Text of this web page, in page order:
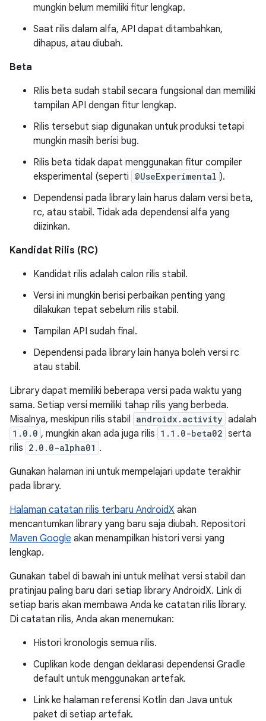
mungkin belum memiliki fitur lengkap.
Saat rilis dalam alfa, API dapat ditambahkan,
dihapus, atau diubah.
Beta
Rilis beta sudah stabil secara fungsional dan memiliki
tampilan API dengan fitur lengkap.
Rilis tersebut siap digunakan untuk produksi tetapi
mungkin masih berisi bug.
Rilis beta tidak dapat menggunakan fitur compiler
eksperimental (seperti @UseExperimental ).
Dependensi pada library lain harus dalam versi beta,
rc, atau stabil. Tidak ada dependensi alfa yang
diizinkan.
Kandidat Rilis (RC)
Kandidat rilis adalah calon rilis stabil.
Versi ini mungkin berisi perbaikan penting yang
dilakukan tepat sebelum rilis stabil.
Tampilan API sudah final.
Dependensi pada library lain hanya boleh versi rc
atau stabil.
Library dapat memiliki beberapa versi pada waktu yang
sama. Setiap versi memiliki tahap rilis yang berbeda.
Misalnya, meskipun rilis stabil androidx.activity adalah
1.0.0 , mungkin akan ada juga rilis 1.1.0-beta02 serta
rilis 2.0.0-alpha01 .
Gunakan halaman ini untuk mempelajari update terakhir
pada library.
Halaman catatan rilis terbaru AndroidX akan
mencantumkan library yang baru saja diubah. Repositori
Maven Google akan menampilkan histori versi yang
lengkap.
Gunakan tabel di bawah ini untuk melihat versi stabil dan
pratinjau paling baru dari setiap library AndroidX. Link di
setiap baris akan membawa Anda ke catatan rilis library.
Di catatan rilis, Anda akan menemukan:
Histori kronologis semua rilis.
Cuplikan kode dengan deklarasi dependensi Gradle
default untuk menggunakan artefak.
Link ke halaman referensi Kotlin dan Java untuk
paket di setiap artefak.